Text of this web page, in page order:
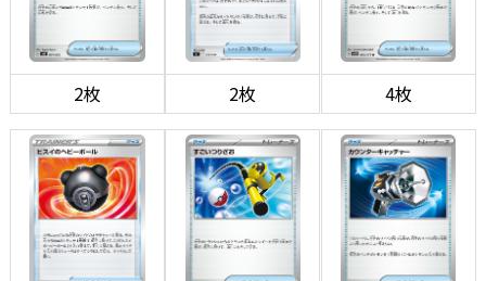
2枚 2枚 4枚